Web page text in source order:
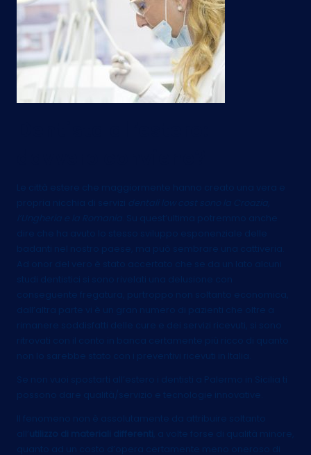
Le città estere che maggiormente hanno creato una vera e
propria nicchia di servizi
dentali low cost sono la Croazia,
. Su quest’ultima potremmo anche
dire che ha avuto lo stesso sviluppo esponenziale delle
badanti nel nostro paese, ma può sembrare una cattiveria.
Ad onor del vero è stato accertato che se da un lato alcuni
studi dentistici si sono rivelati una delusione con
conseguente fregatura, purtroppo non soltanto economica,
dall’altra parte vi è un gran numero di pazienti che oltre a
rimanere soddisfatti delle cure e dei servizi ricevuti, si sono
ritrovati con il conto in banca certamente più ricco di quanto
non lo sarebbe stato con i preventivi ricevuti in Italia.
Se non vuoi spostarti all’estero i dentisti a Palermo in Sicilia ti
possono dare qualità/servizio e tecnologie innovative.
Il fenomeno non è assolutamente da attribuire soltanto
utilizzo di materiali differenti
, a volte forse di qualità minore,
quanto ad un costo d’opera certamente meno oneroso di